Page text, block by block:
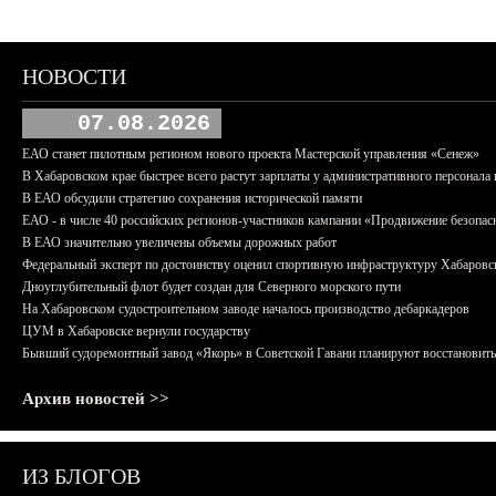
НОВОСТИ
07.08.2026
ЕАО станет пилотным регионом нового проекта Мастерской управления «Сенеж»
В Хабаровском крае быстрее всего растут зарплаты у административного персонала
В ЕАО обсудили стратегию сохранения исторической памяти
ЕАО - в числе 40 российских регионов-участников кампании «Продвижение
В ЕАО значительно увеличены объемы дорожных работ
Федеральный эксперт по достоинству оценил спортивную инфраструктуру
Дноуглубительный флот будет создан для Северного морского пути
На Хабаровском судостроительном заводе началось производство дебаркадеров
ЦУМ в Хабаровске вернули государству
Бывший судоремонтный завод «Якорь» в Советской Гавани планируют восстановить
Архив новостей >>
ИЗ БЛОГОВ